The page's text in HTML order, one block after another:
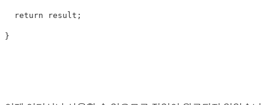
  return result;